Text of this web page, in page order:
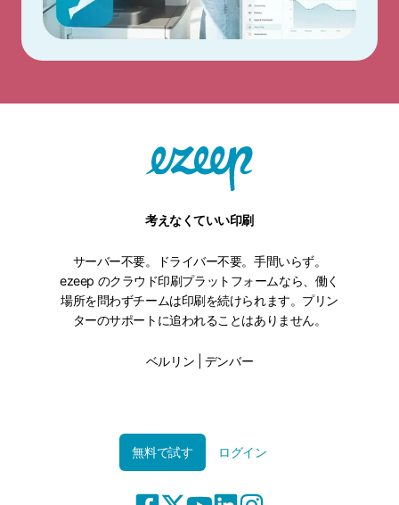
考えなくていい印刷
サーバー不要。ドライバー不要。手間いらず。
ezeep のクラウド印刷プラットフォームなら、働く
場所を問わずチームは印刷を続けられます。プリン
ターのサポートに追われることはありません。
ベルリン | デンバー
無料で試す ログイン